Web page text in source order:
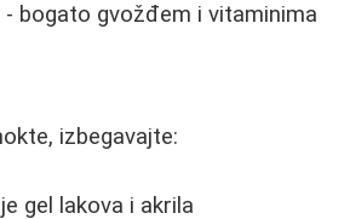
bogato gvožđem i vitaminima
izbegavajte:
gel lakova i akrila